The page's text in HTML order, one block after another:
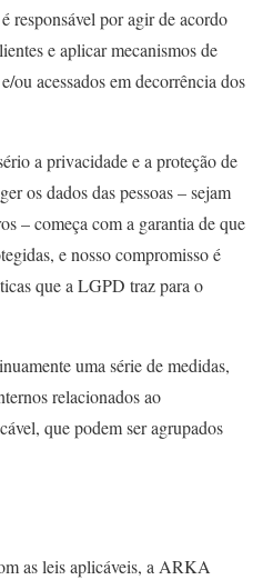
por agir de acordo
e aplicar mecanismos de
ou acessados ​​em decorrência dos
a privacidade e a proteção de
os dados das pessoas – sejam
– começa com a garantia de que
e nosso compromisso é
que a LGPD traz para o
uma série de medidas,
relacionados ao
que podem ser agrupados
as leis aplicáveis, a ARKA